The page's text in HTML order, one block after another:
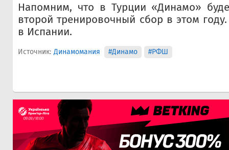
Напомним, что в Турции «Динамо»
второй тренировочный сбор в этом
в Испании.
Источник: Динамомания #Динамо #РФШ